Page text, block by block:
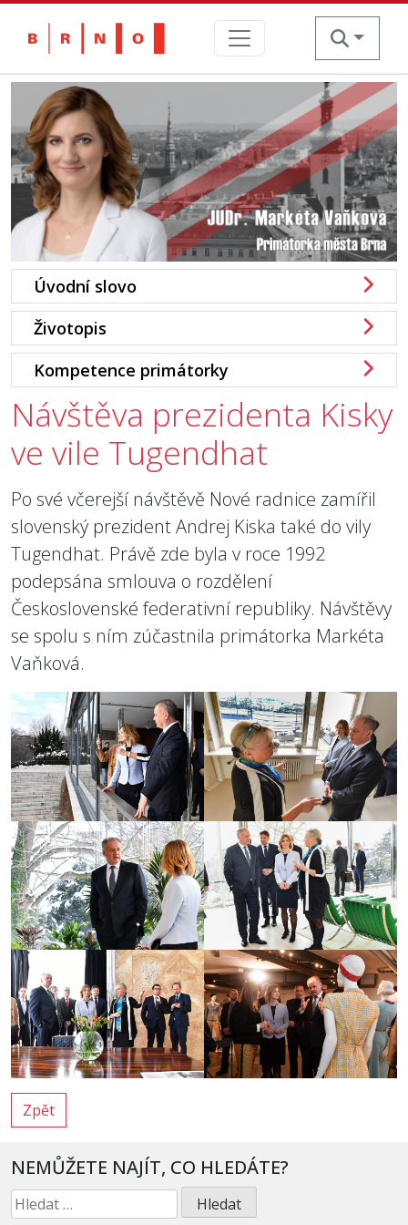
Skip
content
Úvodní slovo
Životopis
Kompetence primátorky
Návštěva prezidenta Kisky
ve vile Tugendhat
Po své včerejší návštěvě Nové radnice zamířil
slovenský prezident Andrej Kiska také do vily
Tugendhat. Právě zde byla v roce 1992
podepsána smlouva o rozdělení
Československé federativní republiky. Návštěvy
se spolu s ním zúčastnila primátorka Markéta
Vaňková.
Zpět
NEMŮŽETE NAJÍT, CO HLEDÁTE?
Vyhledávání